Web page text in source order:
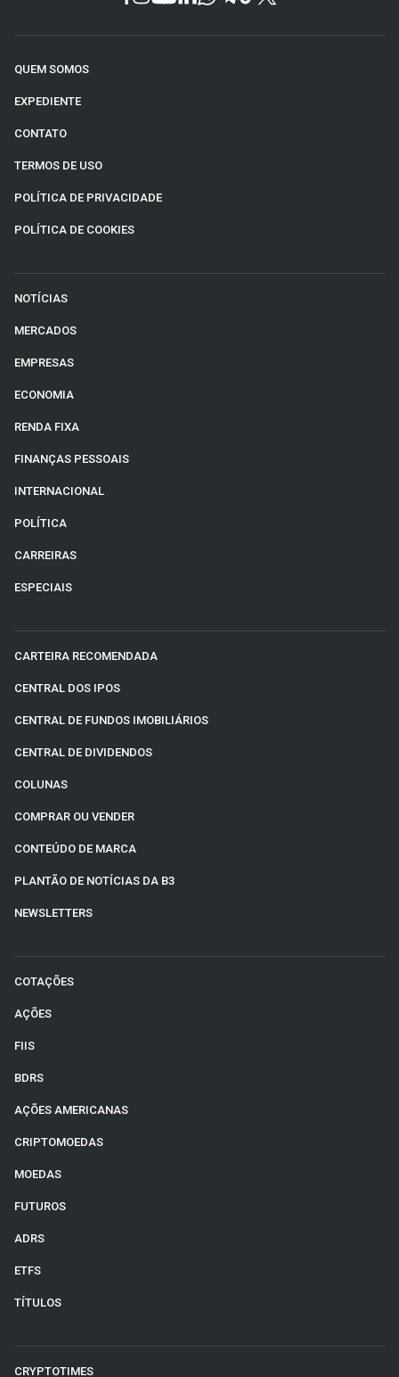
QUEM SOMOS
EXPEDIENTE
CONTATO
TERMOS DE USO
POLÍTICA DE PRIVACIDADE
POLÍTICA DE COOKIES
NOTÍCIAS
MERCADOS
EMPRESAS
ECONOMIA
RENDA FIXA
FINANÇAS PESSOAIS
INTERNACIONAL
POLÍTICA
CARREIRAS
ESPECIAIS
CARTEIRA RECOMENDADA
CENTRAL DOS IPOS
CENTRAL DE FUNDOS IMOBILIÁRIOS
CENTRAL DE DIVIDENDOS
COLUNAS
COMPRAR OU VENDER
CONTEÚDO DE MARCA
PLANTÃO DE NOTÍCIAS DA B3
NEWSLETTERS
COTAÇÕES
AÇÕES
FIIS
BDRS
AÇÕES AMERICANAS
CRIPTOMOEDAS
MOEDAS
FUTUROS
ADRS
ETFS
TÍTULOS
CRYPTOTIMES